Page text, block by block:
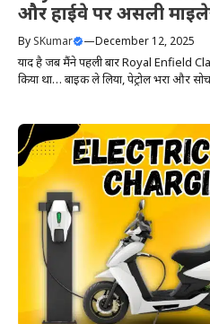
और हाईवे पर असली
By SKumar —December 12, 2025
याद है जब मैंने पहली बार Royal Enfield
किया था… बाइक ले लिया, पेट्रोल भरा और